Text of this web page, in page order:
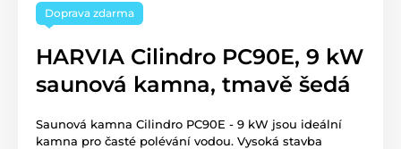
Doprava zdarma
HARVIA Cilindro PC90E, 9 kW
saunová kamna, tmavě šedá
Saunová kamna Cilindro PC90E - 9 kW jsou ideální
kamna pro časté polévání vodou. Vysoká stavba